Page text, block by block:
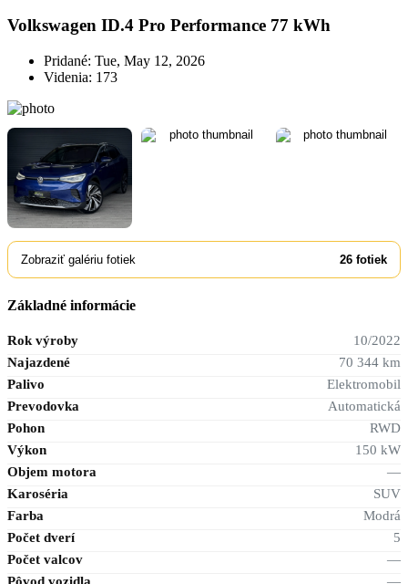
Volkswagen ID.4 Pro Performance 77 kWh
Pridané: Tue, May 12, 2026
Videnia: 173
Zobraziť galériu fotiek 26 fotiek
Základné informácie
Rok výroby
10/2022
Najazdené
70 344 km
Palivo
Elektromobil
Prevodovka
Automatická
Pohon
RWD
Výkon
150 kW
Objem motora
—
Karoséria
SUV
Farba
Modrá
Počet dverí
5
Počet valcov
—